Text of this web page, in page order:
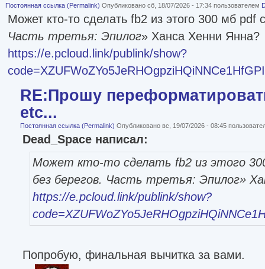
Постоянная ссылка (Permalink) Опубликовано сб, 18/07/2026 - 17:34 пользователем
Может кто-то сделать fb2 из этого 300 мб pdf
Часть третья: Эпилог» Ханса Хенни Янна?
https://e.pcloud.link/publink/show?
RE:Прошу
etc...
Постоянная ссылка (Permalink) Опубликовано вс, 19/07/2026 - 08:45
Dead_Space написал:
Может кто-то сделать fb2 из этого
без берегов. Часть третья: Эпилог»
https://e.pcloud.link/publink/show?
Попробую, финальная вычитка за вами.